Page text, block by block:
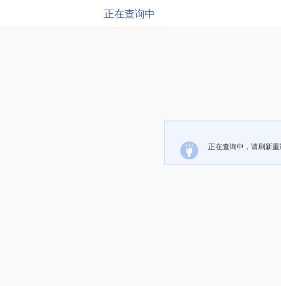
正在查询中
正在查询中，请刷新重